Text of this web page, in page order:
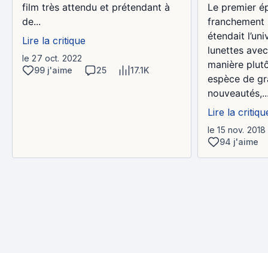
film très attendu et prétendant à
de...
Lire la critique
le 27 oct. 2022
99 j'aime
25 17.1K
Le premier
franchement
étendait
lunettes
manière
espèce de
Lire la
le 15 nov. 2018
94 j'aime